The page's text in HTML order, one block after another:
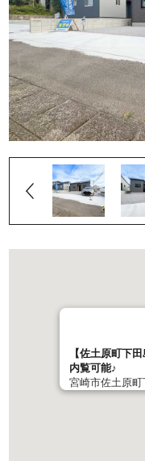
【佐土原町下
内覧可能♪
宮崎市佐土原